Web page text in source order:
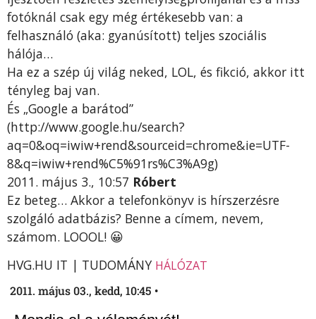
fotóknál csak egy még értékesebb van: a
felhasználó (aka: gyanúsított) teljes szociális
hálója…
Ha ez a szép új világ neked, LOL, és fikció, akkor itt
tényleg baj van.
És „Google a barátod”
(http://www.google.hu/search?
aq=0&oq=iwiw+rend&sourceid=chrome&ie=UTF-
8&q=iwiw+rend%C5%91rs%C3%A9g)
2011. május 3., 10:57 Róbert
Ez beteg… Akkor a telefonkönyv is hírszerzésre
szolgáló adatbázis? Benne a címem, nevem,
számom. LOOOL! 😀
HVG.HU IT | TUDOMÁNY HÁLÓZAT
2011. május 03., kedd, 10:45 •